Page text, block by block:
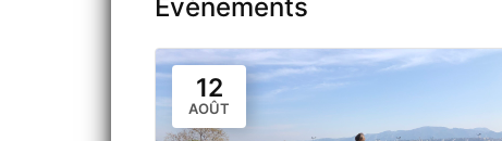
Évènements
12
AOÛT